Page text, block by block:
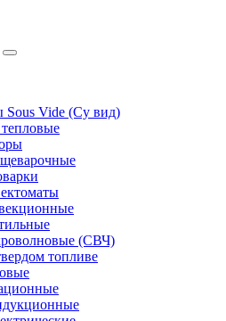
Sous Vide (Су вид)
(СВЧ)
топливе